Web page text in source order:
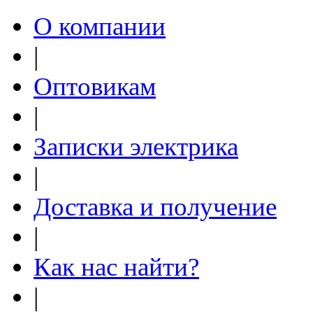
О компании
|
Оптовикам
|
Записки электрика
|
Доставка и получение
|
Как нас найти?
|